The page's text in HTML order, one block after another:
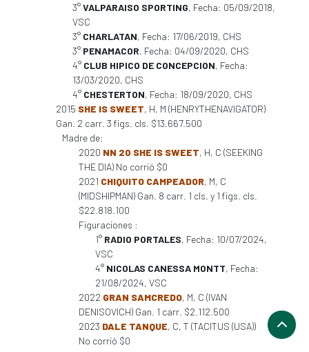
3°VALPARAISO SPORTING, Fecha: 05/09/2018,
VSC
3° CHARLATAN, Fecha: 17/06/2019, CHS
3° PENAMACOR, Fecha: 04/09/2020, CHS
4° CLUB HIPICO DE CONCEPCION, Fecha:
13/03/2020, CHS
4° CHESTERTON, Fecha: 18/09/2020, CHS
2015 SHE IS SWEET, H, M (HENRYTHENAVIGATOR)
Gan. 2 carr. 3 figs. cls. $13.667.500
Madre de:
2020 NN 20 SHE IS SWEET, H, C (SEEKING
THE DIA) No corrió $0
2021 CHIQUITO CAMPEADOR, M, C
(MIDSHIPMAN) Gan. 8 carr. 1 cls. y 1 figs. cls.
$22.818.100
Figuraciones :
1° RADIO PORTALES, Fecha: 10/07/2024,
VSC
4° NICOLAS CANESSA MONTT, Fecha:
21/08/2024, VSC
2022 GRAN SAMCREDO, M, C (IVAN
DENISOVICH) Gan. 1 carr. $2.112.500
2023 DALE TANQUE, C, T (TACITUS (USA))
No corrió $0